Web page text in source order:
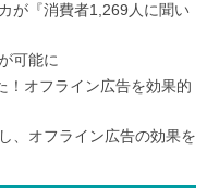
が『消費者1,269人に聞い
可能に
！オフライン広告を効果的
、オフライン広告の効果を